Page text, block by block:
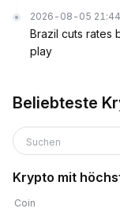
2026-08-05 21:44
Brazil cuts rates
play
Beliebteste
Suchen
Krypto mit
Coin